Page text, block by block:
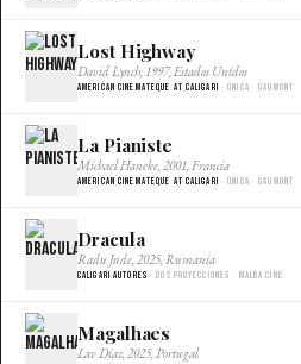
Lost Highway
David Lynch, 1997, Estados Unidos
American Cinemateque at Caligari · Única · Gaumont
La Pianiste
Michael Haneke, 2001, Francia
American Cinemateque at Caligari · Única · Gaumont
Dracula
Radu Jude, 2025, Rumania
Caligari Autores · Dos proyecciones · Malba Cine
Magalhaes
Lav Diaz, 2025, Portugal